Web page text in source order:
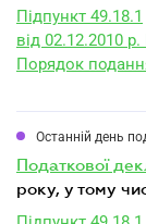
Підпункт 49.18.1
від 02.12.2010
Порядок
Останній день
податкової
року, у тому